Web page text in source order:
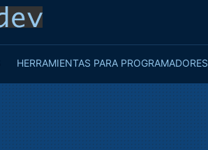
HERRAMIENTAS PARA PROGRAMADORES